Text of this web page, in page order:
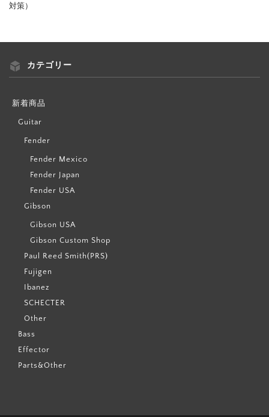
対策）
カテゴリー
新着商品
Guitar
Fender
Fender Mexico
Fender Japan
Fender USA
Gibson
Gibson USA
Gibson Custom Shop
Paul Reed Smith(PRS)
Fujigen
Ibanez
SCHECTER
Other
Bass
Effector
Parts&Other